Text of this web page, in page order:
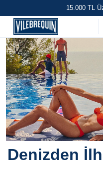
15.000 TL
Denizden